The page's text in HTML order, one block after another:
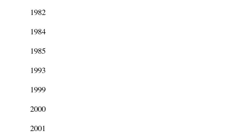
1982
1984
1985
1993
1999
2000
2001